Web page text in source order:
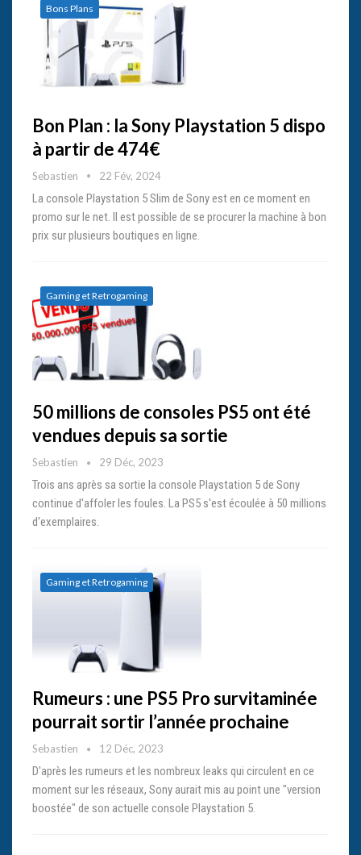
Bons Plans
Bon Plan : la Sony Playstation 5 dispo
à partir de 474€
Sebastien 22 Fév, 2024
La console Playstation 5 Slim de Sony est en ce moment en
promo sur le net. Il est possible de se procurer la machine à bon
prix sur plusieurs boutiques en ligne.
Gaming et Retrogaming
50 millions de consoles PS5 ont été
vendues depuis sa sortie
Sebastien 29 Déc, 2023
Trois ans après sa sortie la console Playstation 5 de Sony
continue d'affoler les foules. La PS5 s'est écoulée à 50 millions
d'exemplaires.
Gaming et Retrogaming
Rumeurs : une PS5 Pro survitaminée
pourrait sortir l’année prochaine
Sebastien 12 Déc, 2023
D'après les rumeurs et les nombreux leaks qui circulent en ce
moment sur les réseaux, Sony aurait mis au point une "version
boostée" de son actuelle console Playstation 5.